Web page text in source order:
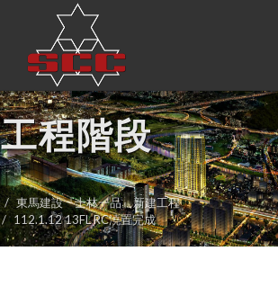
工程階段
東馬建設『士林一品』新建工程
112.1.12 13FL RC澆置完成